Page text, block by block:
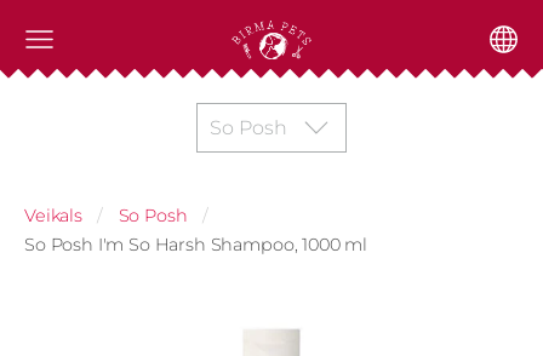
So Posh
Veikals
So Posh
So Posh I'm So Harsh Shampoo, 1000 ml